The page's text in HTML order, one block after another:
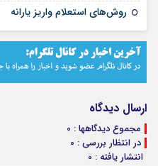
روش‌های استعلام واریز یارانه
ارسال دیدگاه
مجموع دیدگاهها : 0
در انتظار بررسی : 0
انتشار یافته : 0